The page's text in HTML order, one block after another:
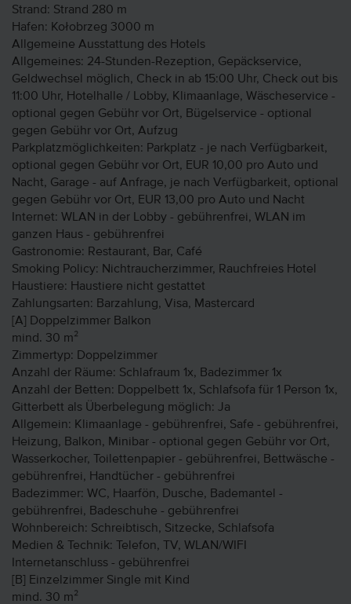
Strand: Strand 280 m
Hafen: Kołobrzeg 3000 m
Allgemeine Ausstattung des Hotels
Allgemeines: 24-Stunden-Rezeption, Gepäckservice,
Geldwechsel möglich, Check in ab 15:00 Uhr, Check out bis
11:00 Uhr, Hotelhalle / Lobby, Klimaanlage, Wäscheservice -
optional gegen Gebühr vor Ort, Bügelservice - optional
gegen Gebühr vor Ort, Aufzug
Parkplatzmöglichkeiten: Parkplatz - je nach Verfügbarkeit,
optional gegen Gebühr vor Ort, EUR 10,00 pro Auto und
Nacht, Garage - auf Anfrage, je nach Verfügbarkeit, optional
gegen Gebühr vor Ort, EUR 13,00 pro Auto und Nacht
Internet: WLAN in der Lobby - gebührenfrei, WLAN im
ganzen Haus - gebührenfrei
Gastronomie: Restaurant, Bar, Café
Smoking Policy: Nichtraucherzimmer, Rauchfreies Hotel
Haustiere: Haustiere nicht gestattet
Zahlungsarten: Barzahlung, Visa, Mastercard
[A] Doppelzimmer Balkon
mind. 30 m²
Zimmertyp: Doppelzimmer
Anzahl der Räume: Schlafraum 1x, Badezimmer 1x
Anzahl der Betten: Doppelbett 1x, Schlafsofa für 1 Person 1x,
Gitterbett als Überbelegung möglich: Ja
Allgemein: Klimaanlage - gebührenfrei, Safe - gebührenfrei,
Heizung, Balkon, Minibar - optional gegen Gebühr vor Ort,
Wasserkocher, Toilettenpapier - gebührenfrei, Bettwäsche -
gebührenfrei, Handtücher - gebührenfrei
Badezimmer: WC, Haarfön, Dusche, Bademantel -
gebührenfrei, Badeschuhe - gebührenfrei
Wohnbereich: Schreibtisch, Sitzecke, Schlafsofa
Medien & Technik: Telefon, TV, WLAN/WIFI
Internetanschluss - gebührenfrei
[B] Einzelzimmer Single mit Kind
mind. 30 m²